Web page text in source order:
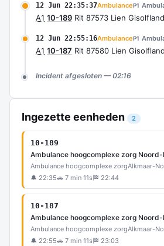
12 Jun 22:35:37AmbulanceP1
A1 10-189 Rit 87573 Lien
12 Jun 22:55:16AmbulanceP1
A1 10-187 Rit 87580 Lien
Incident afgesloten — 02:16
Ingezette eenheden 2
10-189
Ambulance hoogcomplexe zorg
Ambulance hoogcomplexe zorgAlkmaar-
🔔 22:35🚗 7 min 11s 🏁 22:44
10-187
Ambulance hoogcomplexe zorg
Ambulance hoogcomplexe zorgAlkmaar-
🔔 22:55🚗 7 min 11s 🏁 23:03